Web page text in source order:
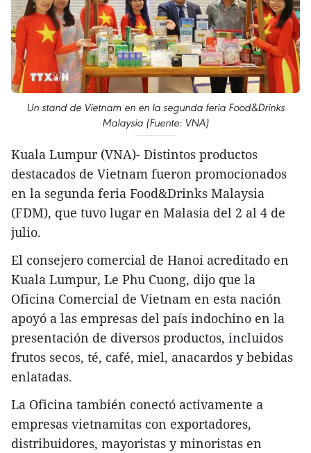
Un stand de Vietnam en en la segunda feria Food&Drinks
Malaysia (Fuente: VNA)
Kuala Lumpur (VNA)- Distintos productos
destacados de Vietnam fueron promocionados
en la segunda feria Food&Drinks Malaysia
(FDM), que tuvo lugar en Malasia del 2 al 4 de
julio.
El consejero comercial de Hanoi acreditado en
Kuala Lumpur, Le Phu Cuong, dijo que la
Oficina Comercial de Vietnam en esta nación
apoyó a las empresas del país indochino en la
presentación de diversos productos, incluidos
frutos secos, té, café, miel, anacardos y bebidas
enlatadas.
La Oficina también conectó activamente a
empresas vietnamitas con exportadores,
distribuidores, mayoristas y minoristas en